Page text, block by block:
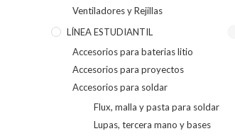
Ventiladores y Rejillas
LÍNEA ESTUDIANTIL
Accesorios para baterias litio
Accesorios para proyectos
Accesorios para soldar
Flux, malla y pasta para soldar
Lupas, tercera mano y bases